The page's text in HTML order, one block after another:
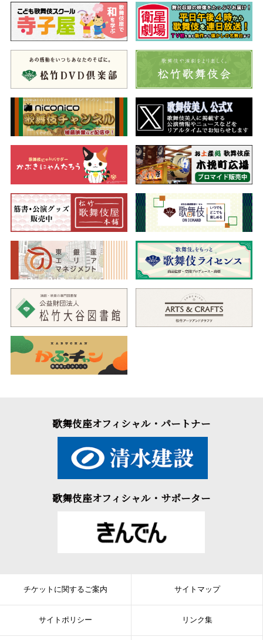
歌舞伎座オフィシャル・パートナー
歌舞伎座オフィシャル・サポーター
チケットに関するご案内 サイトマップ
サイトポリシー リンク集